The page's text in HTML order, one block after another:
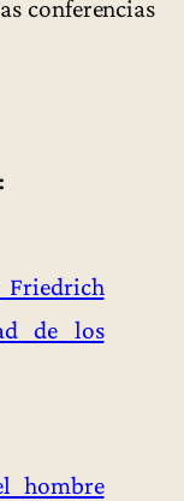
conferencias
de los
hombre